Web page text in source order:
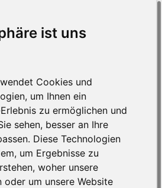
ist uns
Cookies und
um Ihnen ein
zu ermöglichen und
sehen, besser an Ihre
Diese Technologien
um Ergebnisse zu
woher unsere
oder um unsere Website